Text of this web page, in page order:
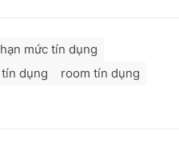
hạn mức tín dụng
tín dụng
room tín dụng